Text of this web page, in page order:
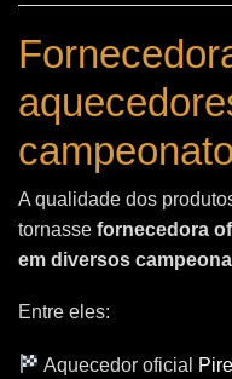
A qualidade dos
tornasse fornecedora
em diversos
Entre eles:
Aquecedor oficial